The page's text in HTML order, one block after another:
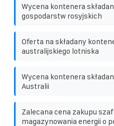
Wycena kontenera
gospodarstw rosyjskich
Oferta na składany
australijskiego lotniska
Wycena kontenera
Australii
Zalecana cena zakupu
magazynowania energii o